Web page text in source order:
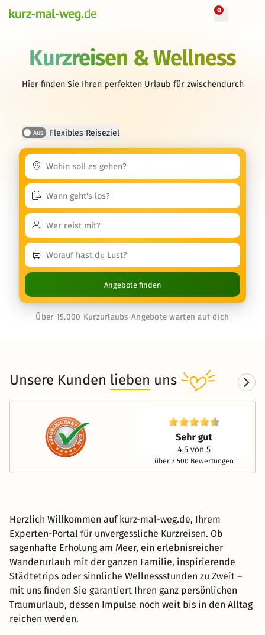
0
Kurzreisen & Wellness
Hier finden Sie Ihren perfekten Urlaub für zwischendurch
Aus Flexibles Reiseziel
Angebote finden
Über 15.000 Kurzurlaubs-Angebote warten auf dich
Unsere Kunden lieben uns
über 3.500 Bewertungen
Herzlich Willkommen auf kurz-mal-weg.de, Ihrem
Experten-Portal für unvergessliche Kurzreisen. Ob
sagenhafte Erholung am Meer, ein erlebnisreicher
Wanderurlaub mit der ganzen Familie, inspirierende
Städtetrips oder sinnliche Wellnessstunden zu Zweit –
mit uns finden Sie garantiert Ihren ganz persönlichen
Traumurlaub, dessen Impulse noch weit bis in den Alltag
reichen werden.